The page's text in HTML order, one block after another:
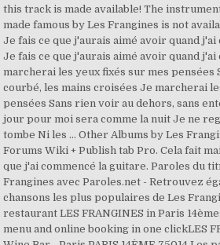
this track is made available! The
made famous by Les Frangines is not
Je fais ce que j'aurais aimé avoir quand j'ai
Je fais ce que j'aurais aimé avoir quand j'ai
marcherai les yeux fixés sur mes pensées
courbé, les mains croisées Je marcherai
pensées Sans rien voir au dehors, sans
jour pour moi sera comme la nuit Je ne
tombe Ni les … Other Albums by Les
Forums Wiki + Publish tab Pro. Cela fait
que j'ai commencé la guitare. Paroles du
Frangines avec Paroles.net - Retrouvez
chansons les plus populaires de Les
restaurant LES FRANGINES in Paris
menu and online booking in one clickLES